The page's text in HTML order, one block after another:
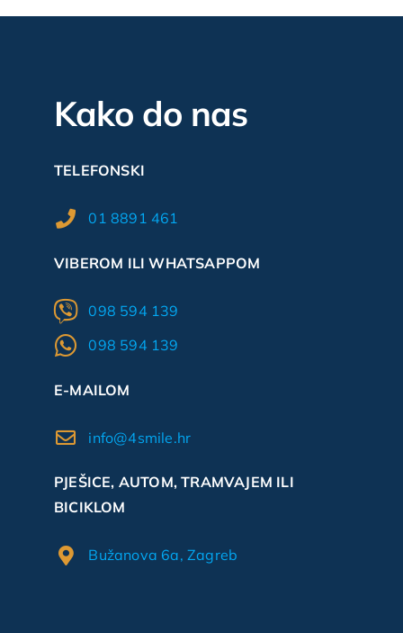
Kako do nas
TELEFONSKI
01 8891 461
VIBEROM ILI WHATSAPPOM
098 594 139
098 594 139
E-MAILOM
info@4smile.hr
PJEŠICE, AUTOM, TRAMVAJEM ILI
BICIKLOM
Bužanova 6a, Zagreb